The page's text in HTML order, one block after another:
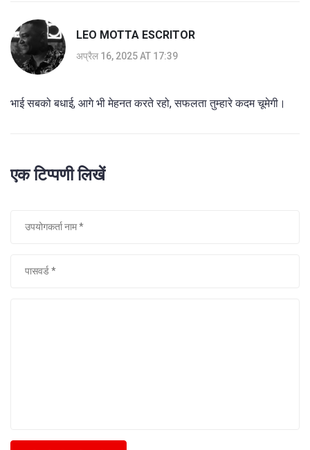
LEO MOTTA ESCRITOR
अप्रैल 16, 2025 AT 17:39
भाई सबको बधाई, आगे भी मेहनत करते रहो, सफलता तुम्हारे कदम चूमेगी।
एक टिप्पणी लिखें